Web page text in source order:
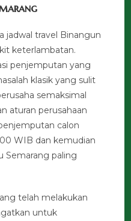
jadwal travel Binangun
keterlambatan.
penjemputan yang
klasik yang sulit
semaksimal
aturan perusahaan
calon
WIB dan kemudian
Semarang paling
telah melakukan
untuk